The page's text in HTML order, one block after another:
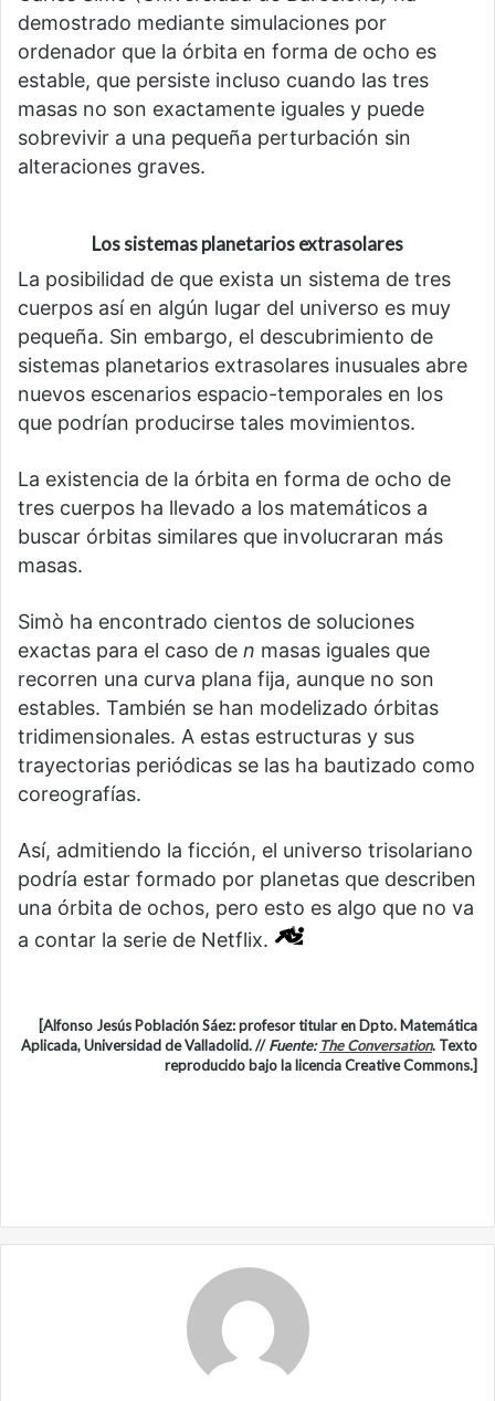
demostrado mediante simulaciones por
ordenador que la órbita en forma de ocho es
estable, que persiste incluso cuando las tres
masas no son exactamente iguales y puede
sobrevivir a una pequeña perturbación sin
alteraciones graves.
Los sistemas planetarios extrasolares
La posibilidad de que exista un sistema de tres
cuerpos así en algún lugar del universo es muy
pequeña. Sin embargo, el descubrimiento de
sistemas planetarios extrasolares inusuales abre
nuevos escenarios espacio-temporales en los
que podrían producirse tales movimientos.
La existencia de la órbita en forma de ocho de
tres cuerpos ha llevado a los matemáticos a
buscar órbitas similares que involucraran más
masas.
Simò ha encontrado cientos de soluciones
exactas para el caso de n masas iguales que
recorren una curva plana fija, aunque no son
estables. También se han modelizado órbitas
tridimensionales. A estas estructuras y sus
trayectorias periódicas se las ha bautizado como
coreografías.
Así, admitiendo la ficción, el universo trisolariano
podría estar formado por planetas que describen
una órbita de ochos, pero esto es algo que no va
a contar la serie de Netflix.
[Alfonso Jesús Población Sáez: profesor titular en Dpto. Matemática
Aplicada, Universidad de Valladolid. //Fuente:The Conversation. Texto
reproducido bajo la licencia Creative Commons.]